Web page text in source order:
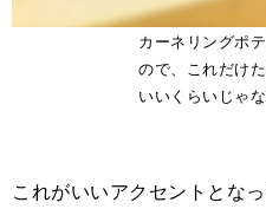
カーネリングポ
ので、これだけ
いいくらいじゃ
これがいいアクセントとな